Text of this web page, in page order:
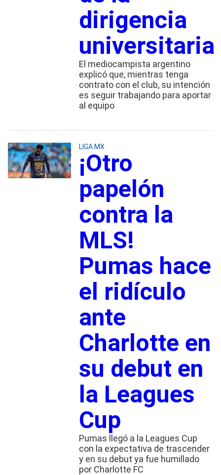
dirigencia
universitaria
El mediocampista argentino
explicó que, mientras tenga
contrato con el club, su intención
es seguir trabajando para aportar
al equipo
LIGA MX
¡Otro
papelón
contra la
MLS!
Pumas hace
el ridículo
ante
Charlotte en
su debut en
la Leagues
Cup
Pumas llegó a la Leagues Cup
con la expectativa de trascender
y en su debut ya fue humillado
por Charlotte FC